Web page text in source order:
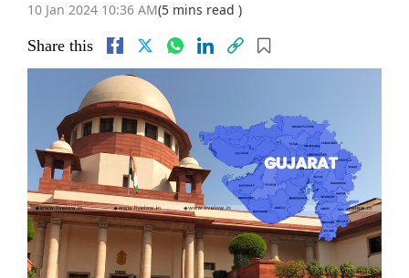
10 Jan 2024 10:36 AM(5 mins read )
Share this